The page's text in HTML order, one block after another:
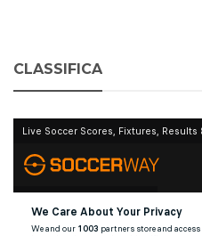
CLASSIFICA